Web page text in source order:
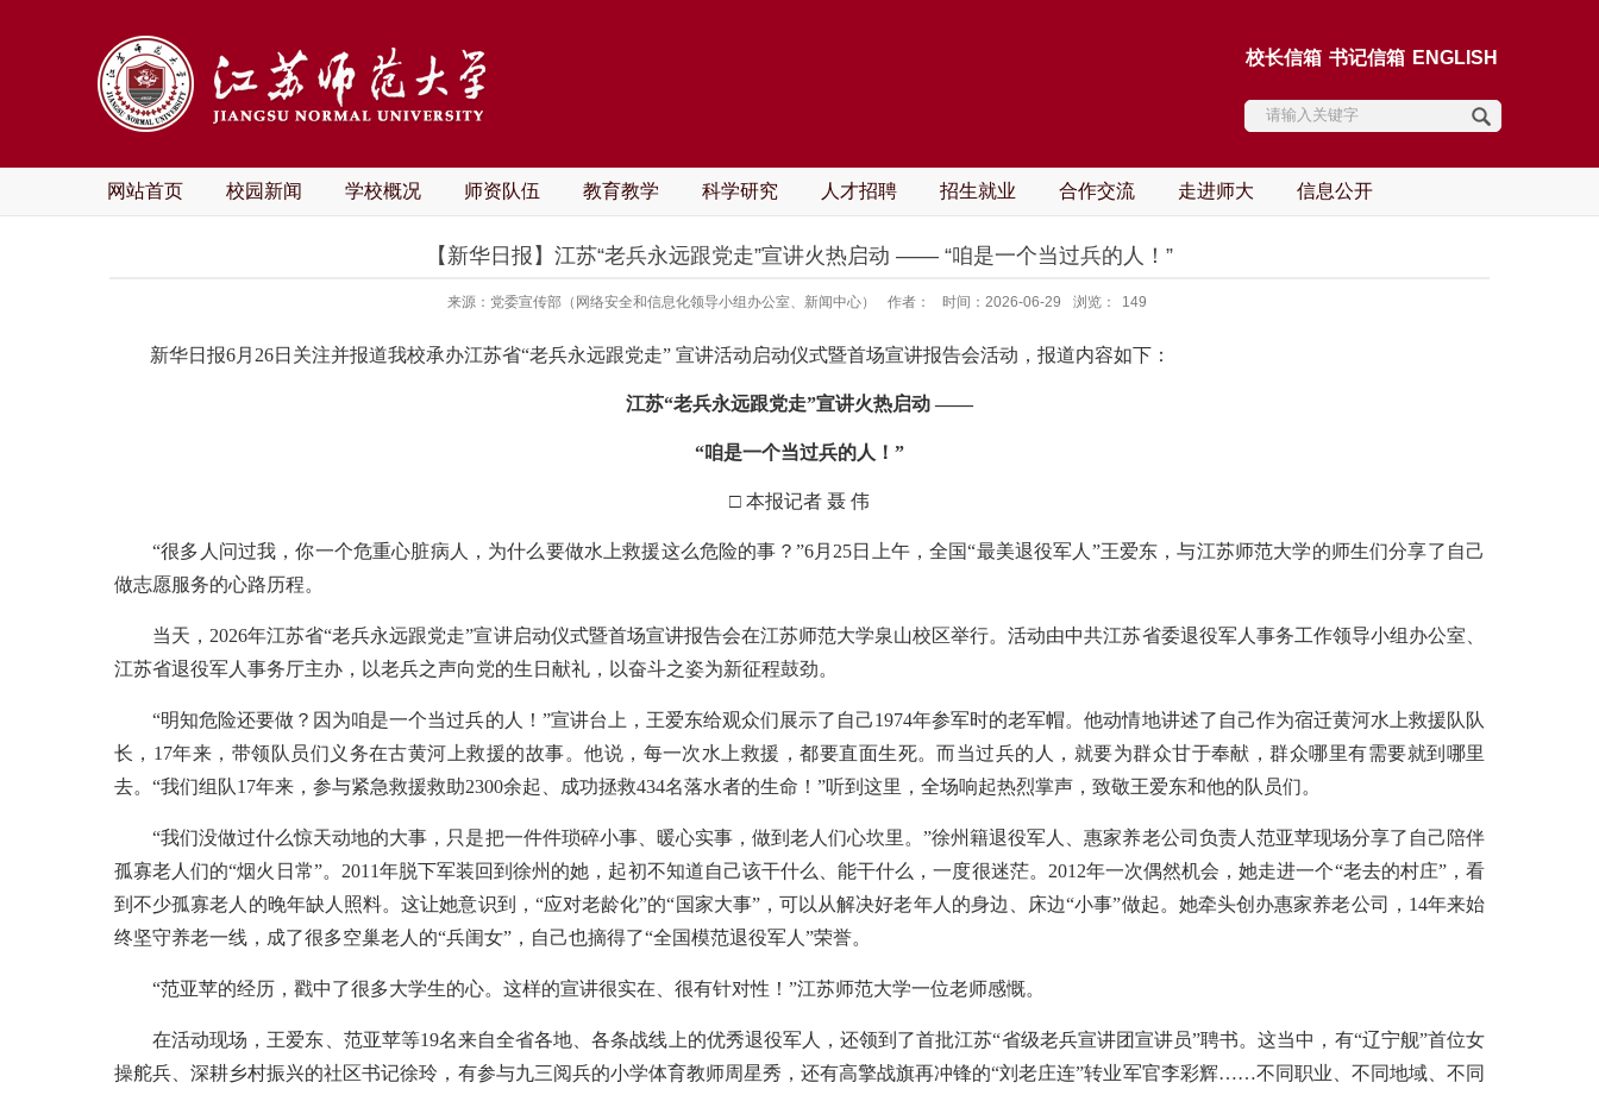
校长信箱 书记信箱 ENGLISH
网站首页 校园新闻 学校概况 师资队伍 教育教学 科学研究 人才招聘 招生就业 合作交流 走进师大 信息公开
【新华日报】江苏“老兵永远跟党走”宣讲火热启动 —— “咱是一个当过兵的人！”
来源：党委宣传部（网络安全和信息化领导小组办公室、新闻中心） 作者： 时间：2026-06-29 浏览： 149
新华日报6月26日关注并报道我校承办江苏省“老兵永远跟党走” 宣讲活动启动仪式暨首场宣讲报告会活动，报道内容如下：
江苏“老兵永远跟党走”宣讲火热启动 ——
“咱是一个当过兵的人！”
□ 本报记者 聂 伟
“很多人问过我，你一个危重心脏病人，为什么要做水上救援这么危险的事？”6月25日上午，全国“最美退役军人”王爱东，与江苏师范大学的师生们分享了自己
做志愿服务的心路历程。
当天，2026年江苏省“老兵永远跟党走”宣讲启动仪式暨首场宣讲报告会在江苏师范大学泉山校区举行。活动由中共江苏省委退役军人事务工作领导小组办公室、
江苏省退役军人事务厅主办，以老兵之声向党的生日献礼，以奋斗之姿为新征程鼓劲。
“明知危险还要做？因为咱是一个当过兵的人！”宣讲台上，王爱东给观众们展示了自己1974年参军时的老军帽。他动情地讲述了自己作为宿迁黄河水上救援队队
长，17年来，带领队员们义务在古黄河上救援的故事。他说，每一次水上救援，都要直面生死。而当过兵的人，就要为群众甘于奉献，群众哪里有需要就到哪里
去。“我们组队17年来，参与紧急救援救助2300余起、成功拯救434名落水者的生命！”听到这里，全场响起热烈掌声，致敬王爱东和他的队员们。
“我们没做过什么惊天动地的大事，只是把一件件琐碎小事、暖心实事，做到老人们心坎里。”徐州籍退役军人、惠家养老公司负责人范亚苹现场分享了自己陪伴
孤寡老人们的“烟火日常”。2011年脱下军装回到徐州的她，起初不知道自己该干什么、能干什么，一度很迷茫。2012年一次偶然机会，她走进一个“老去的村庄”，看
到不少孤寡老人的晚年缺人照料。这让她意识到，“应对老龄化”的“国家大事”，可以从解决好老年人的身边、床边“小事”做起。她牵头创办惠家养老公司，14年来始
终坚守养老一线，成了很多空巢老人的“兵闺女”，自己也摘得了“全国模范退役军人”荣誉。
“范亚苹的经历，戳中了很多大学生的心。这样的宣讲很实在、很有针对性！”江苏师范大学一位老师感慨。
在活动现场，王爱东、范亚苹等19名来自全省各地、各条战线上的优秀退役军人，还领到了首批江苏“省级老兵宣讲团宣讲员”聘书。这当中，有“辽宁舰”首位女
操舵兵、深耕乡村振兴的社区书记徐玲，有参与九三阅兵的小学体育教师周星秀，还有高擎战旗再冲锋的“刘老庄连”转业军官李彩辉……不同职业、不同地域、不同